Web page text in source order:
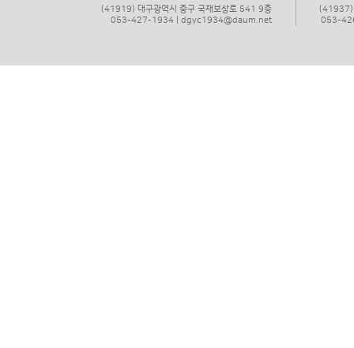
(41919) 대구광역시 중구 국채보상로 541 9층
053-427-1934 | dgyc1934@daum.net
(41937)
053-